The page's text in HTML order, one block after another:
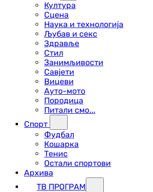
Култура
Сцена
Наука и технологија
Љубав и секс
Здравље
Стил
Занимљивости
Савјети
Вицеви
Ауто-мото
Породица
Питали смо...
Спорт
Фудбал
Кошарка
Тенис
Остали спортови
Архива
ТВ ПРОГРАМ